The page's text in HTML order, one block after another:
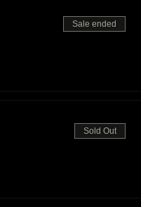
Sale ended
Sold Out